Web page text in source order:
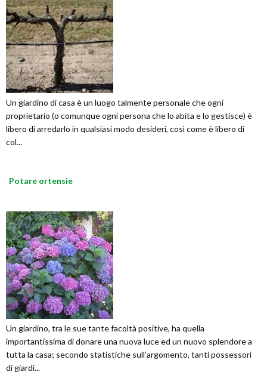
Un giardino di casa è un luogo talmente personale che ogni
proprietario (o comunque ogni persona che lo abita e lo gestisce) è
libero di arredarlo in qualsiasi modo desideri, così come è libero di
col...
Potare ortensie
Un giardino, tra le sue tante facoltà positive, ha quella
importantissima di donare una nuova luce ed un nuovo splendore a
tutta la casa; secondo statistiche sull’argomento, tanti possessori
di giardi...